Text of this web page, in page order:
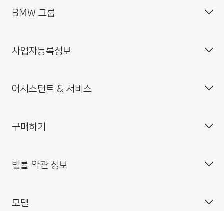
고객 센터
BMW 공식 딜러 위치
BMW 그룹
기업소개
BMW 드라이빙 센터
BMW 코리아 미래재단
BMW 파이낸셜 서비스
사업자등록정보
사업자등록번호 : 211-86-08983
대표이사 : 한상윤
대표전화 : 080-700-8000
사업자등록정보확인
어시스턴트 & 서비스
BMW 드라이버 가이드
My BMW 앱
구매하기
내 차량 만들기
BMW 공식 인증 중고차 찾기
법률 약관 정보
개인(위치)정보 처리방침
모델